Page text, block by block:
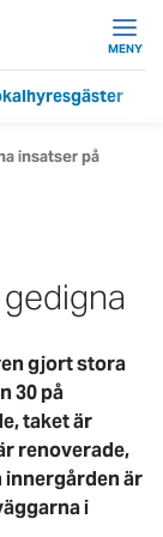
MENY
insatser på
gjort stora
30 på
taket är
renoverade,
innergården är
i